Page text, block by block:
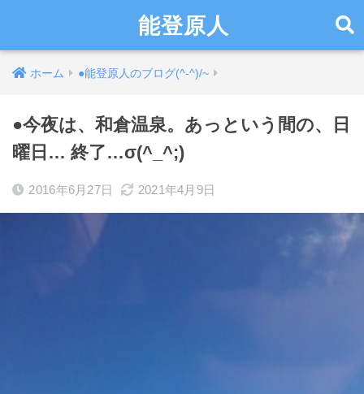
能登原人
ホーム ●能登原人のブログ(^-^)/~
●今夜は、和倉温泉。あっという間の、日
曜日… 終了…σ(^_^;)
2016年6月27日 2021年4月9日